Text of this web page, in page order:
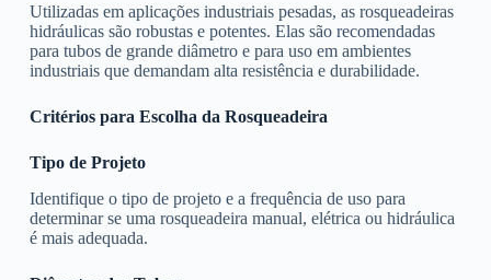
Utilizadas em aplicações industriais pesadas, as rosqueadeiras
hidráulicas são robustas e potentes. Elas são recomendadas
para tubos de grande diâmetro e para uso em ambientes
industriais que demandam alta resistência e durabilidade.
Critérios para Escolha da Rosqueadeira
Tipo de Projeto
Identifique o tipo de projeto e a frequência de uso para
determinar se uma rosqueadeira manual, elétrica ou hidráulica
é mais adequada.